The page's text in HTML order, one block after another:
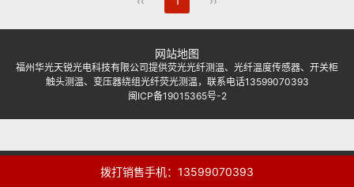
网站地图
福州华光天锐光电科技有限公司提供荧光光纤测温、光纤温度传感器、开关柜
触头测温、变压器绕组光纤荧光测温，联系电话13599070393
闽ICP备19015365号-2
拨打销售手机：13599070393